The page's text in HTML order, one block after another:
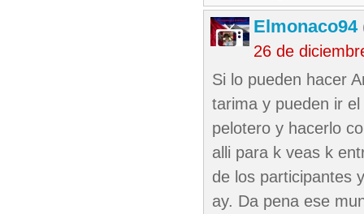
Elmonaco94
26 de
Si lo pueden hacer
tarima y pueden ir
pelotero y hacerlo
alli para k veas k
de los participantes
ay. Da pena ese